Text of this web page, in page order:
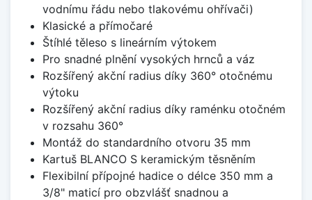
vodnímu řádu nebo tlakovému ohřívači)
Klasické a přímočaré
Štíhlé těleso s lineárním výtokem
Pro snadné plnění vysokých hrnců a váz
Rozšířený akční radius díky 360° otočnému
výtoku
Rozšířený akční radius díky raménku otočném
v rozsahu 360°
Montáž do standardního otvoru 35 mm
Kartuš BLANCO S keramickým těsněním
Flexibilní přípojné hadice o délce 350 mm a
3/8" maticí pro obzvlášť snadnou a